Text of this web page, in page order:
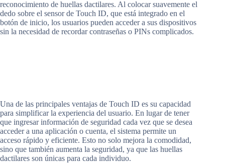
reconocimiento de huellas dactilares. Al colocar suavemente el
dedo sobre el sensor de Touch ID, que está integrado en el
botón de inicio, los usuarios pueden acceder a sus dispositivos
sin la necesidad de recordar contraseñas o PINs complicados.
Una de las principales ventajas de Touch ID es su capacidad
para simplificar la experiencia del usuario. En lugar de tener
que ingresar información de seguridad cada vez que se desea
acceder a una aplicación o cuenta, el sistema permite un
acceso rápido y eficiente. Esto no solo mejora la comodidad,
sino que también aumenta la seguridad, ya que las huellas
dactilares son únicas para cada individuo.